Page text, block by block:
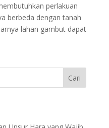
perlakuan
berbeda dengan tanah
lahan gambut dapat
Cari